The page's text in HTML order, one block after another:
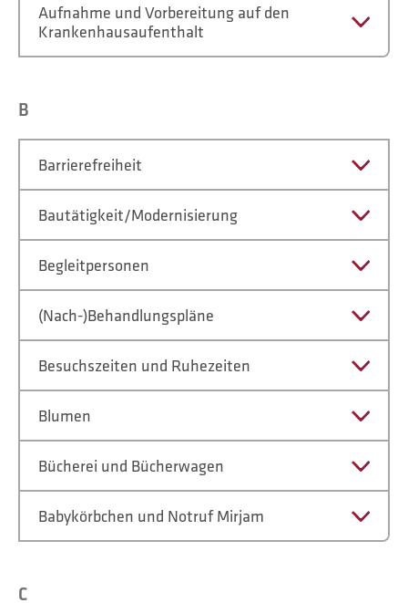
Aufnahme und Vorbereitung auf den
Krankenhausaufenthalt
B
Barrierefreiheit
Bautätigkeit/Modernisierung
Begleitpersonen
(Nach-)Behandlungspläne
Besuchszeiten und Ruhezeiten
Blumen
Bücherei und Bücherwagen
Babykörbchen und Notruf Mirjam
C